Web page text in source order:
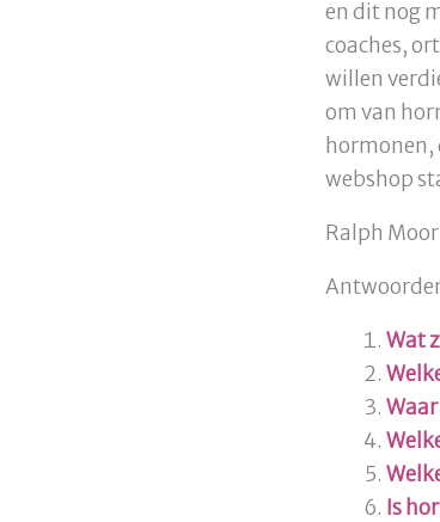
en dit nog
coaches,
willen
om van
hormonen,
webshop
Ralph
Wat
Is